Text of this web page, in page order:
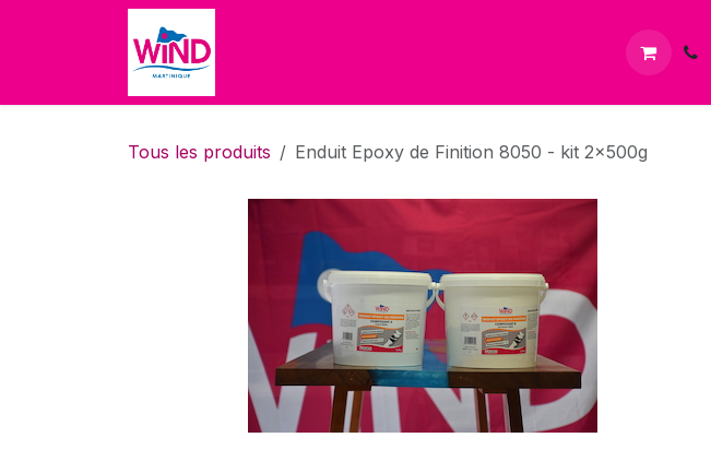
Se rendre au contenu
Contactez-nous
Tous les produits Enduit Epoxy de Finition 8050 - kit 2x500g